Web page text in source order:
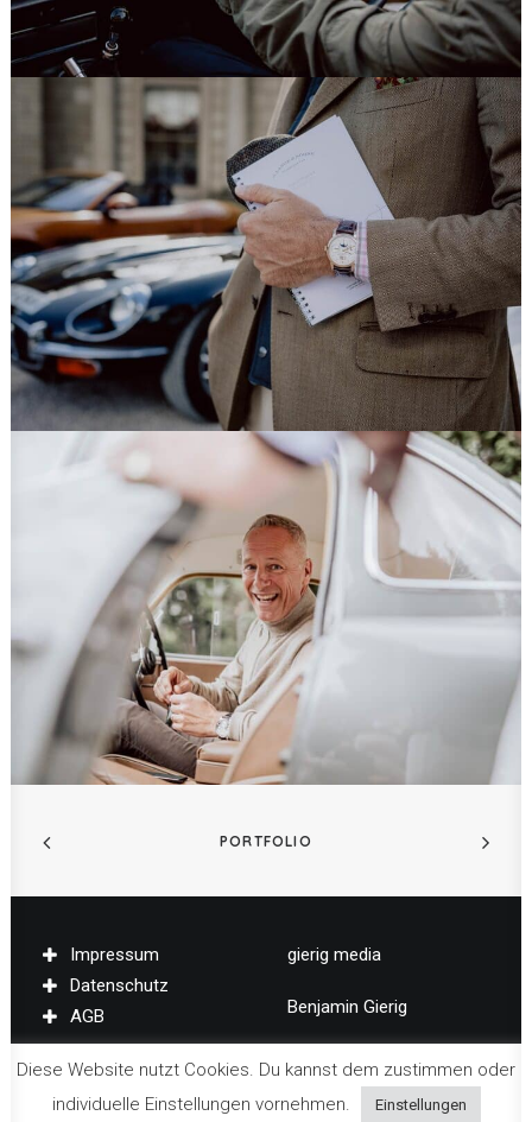
PORTFOLIO
Impressum
Datenschutz
AGB
gierig media
Benjamin Gierig
Friedrichstr. 17
01067 Dresden
Diese Website nutzt Cookies. Du kannst dem zustimmen oder
individuelle Einstellungen vornehmen.
Einstellungen